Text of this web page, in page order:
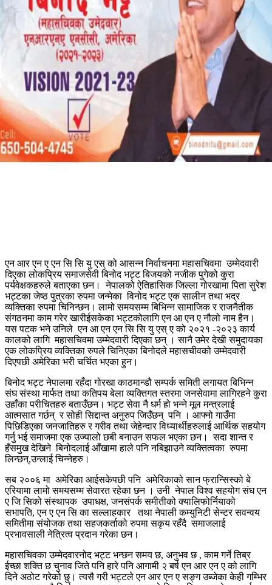
एन आर एन ए एन सि सि यु एस् को आसन्न निर्वाचनमा महासचिवमा उम्मेदवारी
दिएका लोकप्रिय समाजसेवी बिनोद भट्ट बिजयको नजीक पुगेको कुरा
पर्यवेक्षकहरुले बताएका छन। नेपालको ऐतिहासिक जिल्ला गोरखामा पिता सुरेश
भट्टका जेष्ठ पुत्रका रुपमा जन्मेका विनोद भट्ट एक सालीन तथा भद्र
व्यक्तिका रुपमा चिनिन्छन। लामो समयसम्म बिभिन्न सामाजिक र राजनैतीक
संगठनमा काम गरेर खारीईसकेका भट्टकोलागि एन आ एन ए नौलो नाम हैन।
यस पटक भने उनिले एन आ एन एन सि सि यु एस् ए को २०२१ -२०२३ कार्य
कालको लागि महासचिवमा उम्मेदवारी दिएका छन् । सानै उमेर देखी समुदायका
एक लोकप्रिय व्यक्तिका रुपले चिनिएका बिनोदले महासचीवको उम्मेदवारी
दिएपछी अमेरिका भरी चर्चित भएका हुन।
बिनोद भट्ट नेपालमा रहँदा गोरखा काठमान्डौ सम्पर्क समिती लगायत बिभिन्न
संघ संस्था मार्फत तथा कतिपय बेला व्यक्तिगत स्तरमा जनसेवामा लागिरहने कुरा
उहाँका परीचितहरु बताउँछन। भट्ट सेवा नै धर्म हो भन्ने मूल मन्त्रलाई
आत्मसात गर्छन् र सोही सिद्दान्त अनुरुप जिउँछन् पनि । आफ्नो गाउँमा
पिछिडिएका जनजातिहरु र गरीव तथा जेहेन्दार विध्यार्थीहरुलाई आर्थिक सहयोग
गर्नु भई समाजमा एक उज्यालो छबी बनाउन सफल भएका छन। सदा शान्त र
हँसमुख देखिने बिनोदलाई आँखामा हाले पनि नबिझाउने व्यक्तित्वका रुपमा
लिन्छन्,उन्लाई चिन्नेहरु।
सब २००६ मा अमेरिका आईसकेपछी पनि अमेरिकाको सान फ्रान्सिस्को बे
एरियामा लामो समयसम्म सेवारत रहेका छन । उनी नेपाल विश्व सहयोग संघ एन
ए जि सिको संस्थापक उपाधक्ष, जनसंपर्क समीतीको क्यालिफोर्नियाको
सभापति, एन ए एन सि का सल्लाहकार तथा नेपाली कम्युनिटी सेन्टर सवन्वय
समितीमा संयोजक तथा सहजकर्ताको रुपमा सकृय रहँदै समाजलाई
प्रभावसाली नेत्रित्व प्रदान गरेका छन।
महासचिवका उम्मेदवारनोद भट्ट भन्छन समय छ, अनुभव छ , काम गर्ने तिब्र
ईच्छा शक्ति छ चुनाव जिते पनि हारे पनि आगामी २ बर्ष एन आर एन ए को लागि
दिने अठोट गरेको छु। त्यसै गरी भट्टले एन आर एन ए सङ्ग उब्जेका केही गम्भिर